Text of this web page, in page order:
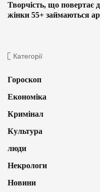
Творчість, що повертає
жінки 55+ займаються
Категорії
Гороскоп
Економіка
Кримінал
Культура
люди
Некрологи
Новини